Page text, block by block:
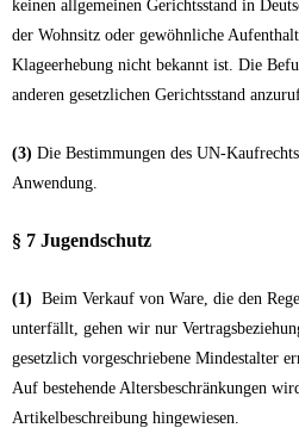
keinen allgemeinen Gerichtsstand in
der Wohnsitz oder gewöhnliche
Klageerhebung nicht bekannt ist. Die
anderen gesetzlichen Gerichtsstand
(3) Die Bestimmungen des UN-
Anwendung.
§ 7 Jugendschutz
(1) Beim Verkauf von Ware, die den
unterfällt, gehen wir nur
gesetzlich vorgeschriebene Mindestalter
Auf bestehende Altersbeschränkungen
Artikelbeschreibung hingewiesen.